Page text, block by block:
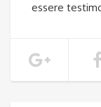
essere